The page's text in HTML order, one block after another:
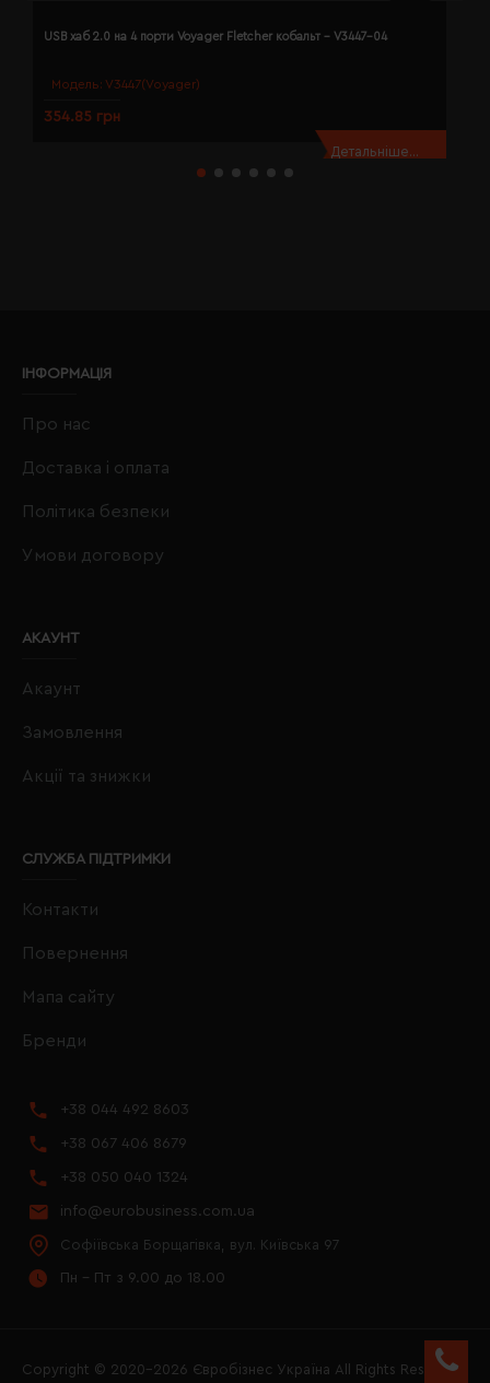
Модель: V3447(Voyager)
USB хаб 2.0 на 4 порти Voyager Fletcher кобальт - V3447-04
354.85 грн
Детальніше...
ІНФОРМАЦІЯ
Про нас
Доставка і оплата
Політика безпеки
Умови договору
АКАУНТ
Акаунт
Замовлення
Акції та знижки
СЛУЖБА ПІДТРИМКИ
Контакти
Повернення
Мапа сайту
Бренди
+38 044 492 8603
+38 067 406 8679
+38 050 040 1324
info@eurobusiness.com.ua
Софіївська Борщагівка, вул. Київська 97
Пн - Пт з 9.00 до 18.00
Copyright © 2020–2026 Євробізнес Україна All Rights Reserved